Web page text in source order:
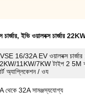
,ইভি ওয়ালবক্স চার্জার
16/32A EV ওয়ালবক্স
11KW/7KW টাইপ 2 5M
অ্যাপ্লিকেশন / ওয
থেকে 32A সামঞ্জস্যযোগ্য